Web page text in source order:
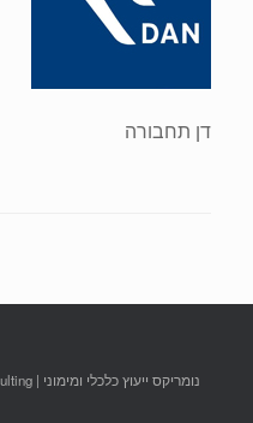
דן תחבורה
נומריקס ייעוץ כלכלי ומימוני | Numerics Economic & Financial Consulting